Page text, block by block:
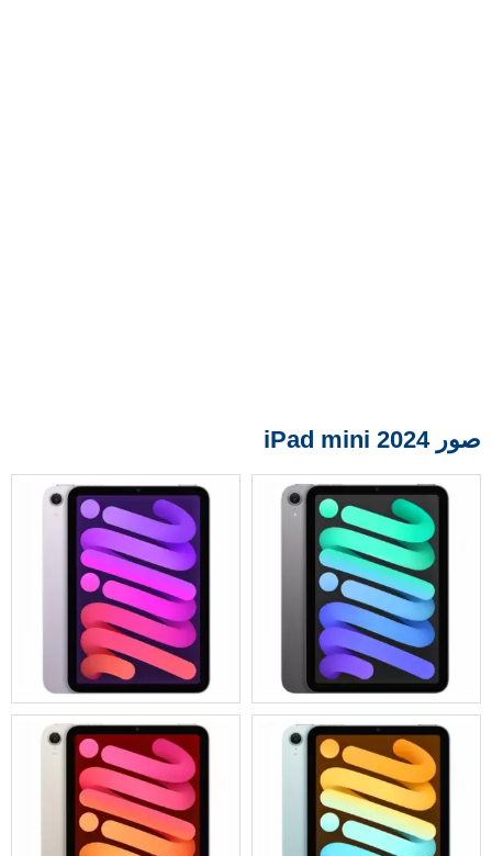
صور iPad mini 2024